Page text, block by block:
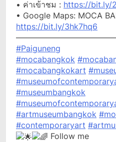
• ค่าเข้าชม : https://bit.ly/
• Google Maps: MOCA
https://bit.ly/3hk7hq6
#Paiguneng
#mocabangkok
#mocabangkokart
#museumbangkok
#artmuseumbangkok
#contemporaryart
Follow me